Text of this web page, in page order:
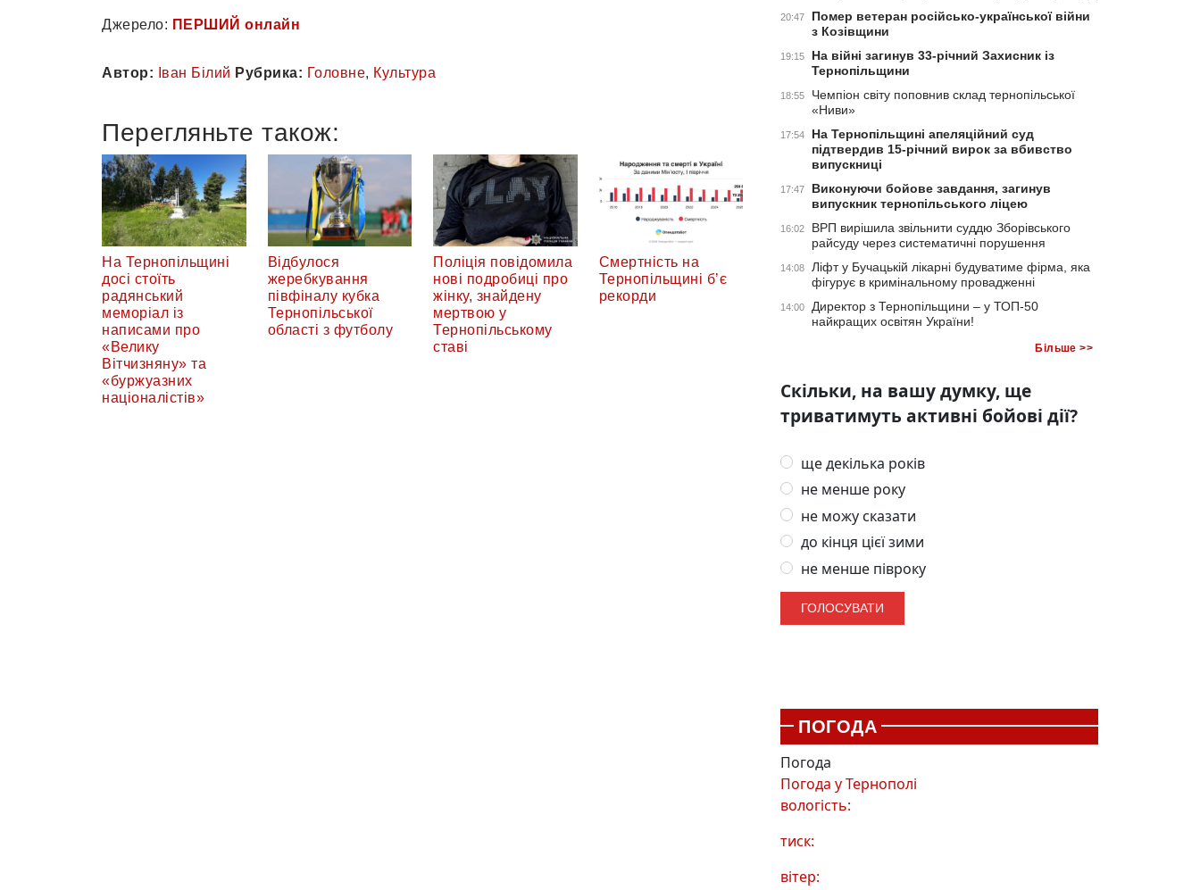
Джерело: ПЕРШИЙ онлайн
Автор: Іван Білий Рубрика: Головне, Культура
Перегляньте також:
На Тернопільщині
досі стоїть
радянський
меморіал із
написами про
«Велику
Вітчизняну» та
«буржуазних
націоналістів»
Відбулося
жеребкування
півфіналу кубка
Тернопільської
області з футболу
Поліція повідомила
нові подробиці про
жінку, знайдену
мертвою у
Тернопільському
ставі
Смертність на
Тернопільщині б’є
рекорди
20:47
Помер ветеран російсько-української війни
з Козівщини
19:15
На війні загинув 33-річний Захисник із
Тернопільщини
18:55
Чемпіон світу поповнив склад тернопільської
«Ниви»
17:54
На Тернопільщині апеляційний суд
підтвердив 15-річний вирок за вбивство
випускниці
17:47
Виконуючи бойове завдання, загинув
випускник тернопільського ліцею
16:02
ВРП вирішила звільнити суддю Зборівського
райсуду через систематичні порушення
14:08
Ліфт у Бучацькій лікарні будуватиме фірма, яка
фігурує в кримінальному провадженні
14:00
Директор з Тернопільщини – у ТОП-50
найкращих освітян України!
Більше >>
Скільки, на вашу думку, ще
триватимуть активні бойові дії?
ще декілька років
не менше року
не можу сказати
до кінця цієї зими
не менше півроку
ПОГОДА
Погода
Погода уТернополі
вологість:
тиск:
вітер: